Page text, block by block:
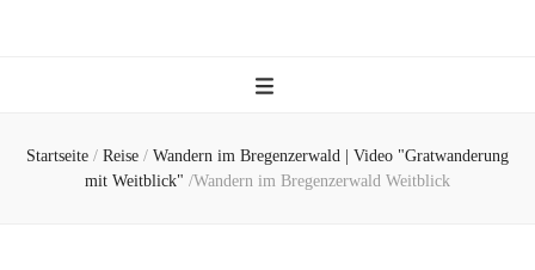
Startseite / Reise / Wandern im Bregenzerwald | Video "Gratwanderung
mit Weitblick" /Wandern im Bregenzerwald Weitblick